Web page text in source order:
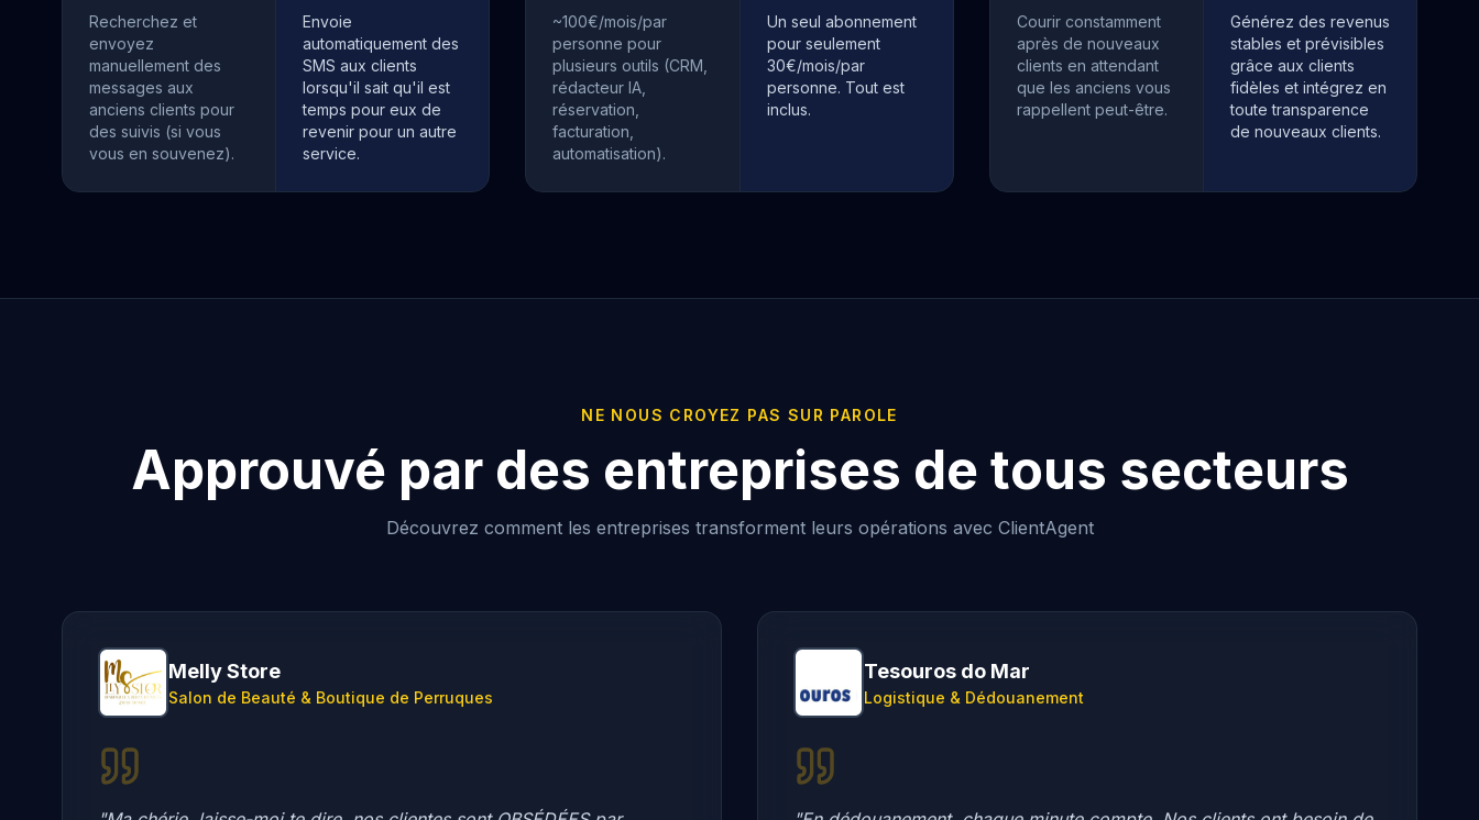
Recherchez et
envoyez
manuellement des
messages aux
anciens clients pour
des suivis (si vous
vous en souvenez).
Envoie
automatiquement des
SMS aux clients
lorsqu'il sait qu'il est
temps pour eux de
revenir pour un autre
service.
~100€/mois/par
personne pour
plusieurs outils (CRM,
rédacteur IA,
réservation,
facturation,
automatisation).
Un seul abonnement
pour seulement
30€/mois/par
personne. Tout est
inclus.
Courir constamment
après de nouveaux
clients en attendant
que les anciens vous
rappellent peut-être.
Générez des revenus
stables et prévisibles
grâce aux clients
fidèles et intégrez en
toute transparence
de nouveaux clients.
NE NOUS CROYEZ PAS SUR PAROLE
Approuvé par des entreprises de tous secteurs
Découvrez comment les entreprises transforment leurs opérations avec ClientAgent
Melly Store
Salon de Beauté & Boutique de Perruques
Tesouros do Mar
Logistique & Dédouanement